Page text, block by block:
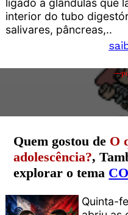
ligado a glândulas que
interior do tubo
salivares, pâncreas,..
---
Quem gostou de O
adolescência?,
explorar o tema
Quinta-